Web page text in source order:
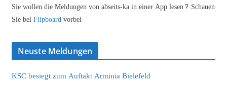
Sie wollen die Meldungen von abseits-ka in einer App lesen? Schauen
Sie beiFlipboardvorbei
Neuste Meldungen
KSC besiegt zum Auftakt Arminia Bielefeld